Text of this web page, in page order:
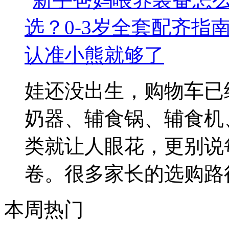
娃还没出生，购物车
奶器、辅食锅、辅食
类就让人眼花，更别
卷。很多家长的选购路
本周热门